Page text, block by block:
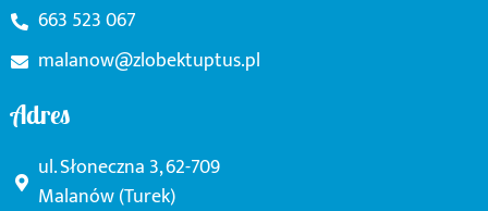
663 523 067
malanow@zlobektuptus.pl
Adres
ul. Słoneczna 3, 62-709
Malanów (Turek)